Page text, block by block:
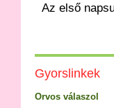
Az első
Gyorslinkek
Orvos válaszol